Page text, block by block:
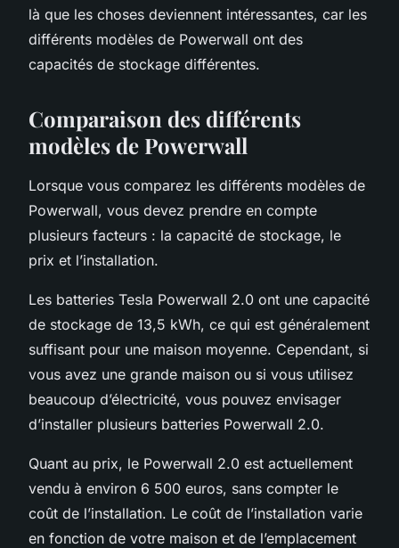
là que les choses deviennent intéressantes, car les
différents modèles de Powerwall ont des
capacités de stockage différentes.
Comparaison des différents
modèles de Powerwall
Lorsque vous comparez les différents modèles de
Powerwall, vous devez prendre en compte
plusieurs facteurs : la capacité de stockage, le
prix et l’installation.
Les batteries Tesla Powerwall 2.0 ont une capacité
de stockage de 13,5 kWh, ce qui est généralement
suffisant pour une maison moyenne. Cependant, si
vous avez une grande maison ou si vous utilisez
beaucoup d’électricité, vous pouvez envisager
d’installer plusieurs batteries Powerwall 2.0.
Quant au prix, le Powerwall 2.0 est actuellement
vendu à environ 6 500 euros, sans compter le
coût de l’installation. Le coût de l’installation varie
en fonction de votre maison et de l’emplacement